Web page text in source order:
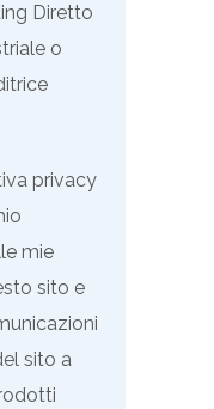
Diretto
o
privacy
mie
sito e
sito a